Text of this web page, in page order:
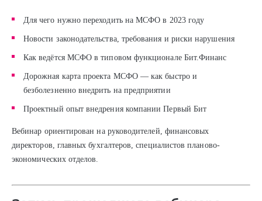
Для чего нужно переходить на МСФО в 2023 году
Новости законодательства, требования и риски нарушения
Как ведётся МСФО в типовом функционале Бит.Финанс
Дорожная карта проекта МСФО — как быстро и
безболезненно внедрить на предприятии
Проектный опыт внедрения компании Первый Бит
Вебинар ориентирован на руководителей, финансовых
директоров, главных бухгалтеров, специалистов планово-
экономических отделов.